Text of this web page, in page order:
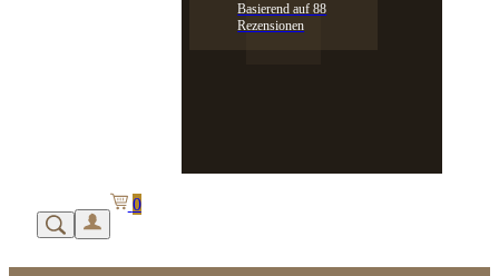
Basierend auf 88
Rezensionen
0